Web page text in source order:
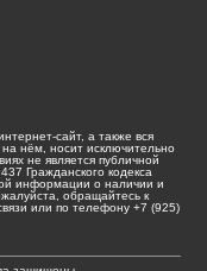
сайт, а также вся
нём, носит исключительно
не является публичной
Гражданского кодекса
информации о наличии и
обращайтесь к
или по телефону +7 (925)